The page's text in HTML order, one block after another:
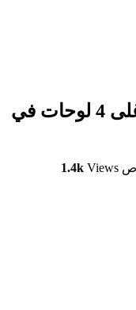
هؤلاء الأثرياء العرب اقتنوا أغلى 4 لوحات في
1.4k Views